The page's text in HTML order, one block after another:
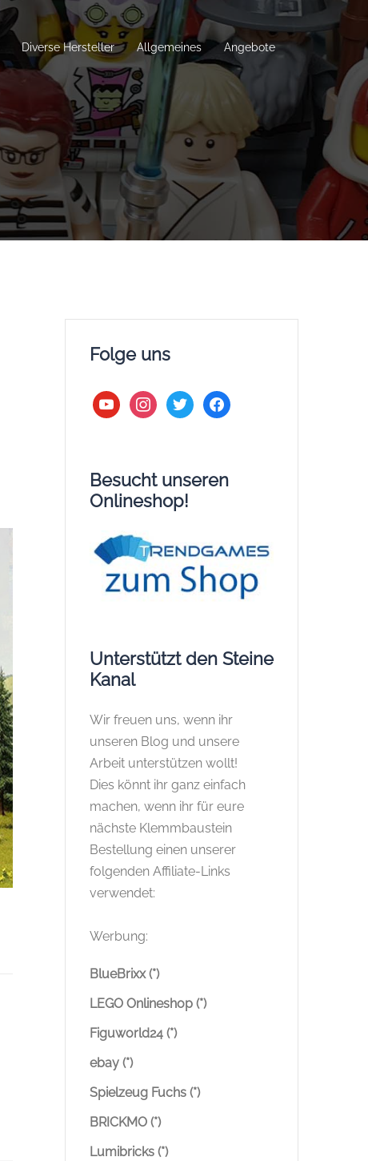
Diverse Hersteller Allgemeines Angebote
Folge uns
youtubeinstagram
twitter facebook
Besucht unseren
Onlineshop!
Unterstützt den Steine
Kanal
Wir freuen uns, wenn ihr
unseren Blog und unsere
Arbeit unterstützen wollt!
Dies könnt ihr ganz einfach
machen, wenn ihr für eure
nächste Klemmbaustein
Bestellung einen unserer
folgenden Affiliate-Links
verwendet:
Werbung:
BlueBrixx (*)
LEGO Onlineshop (*)
Figuworld24 (*)
ebay (*)
Spielzeug Fuchs (*)
BRICKMO (*)
Lumibricks (*)